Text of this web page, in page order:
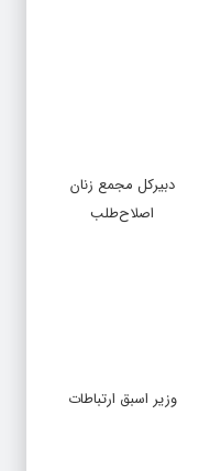
دبیرکل مجمع زنان
اصلاح‌طلب
وزیر اسبق ارتباطات